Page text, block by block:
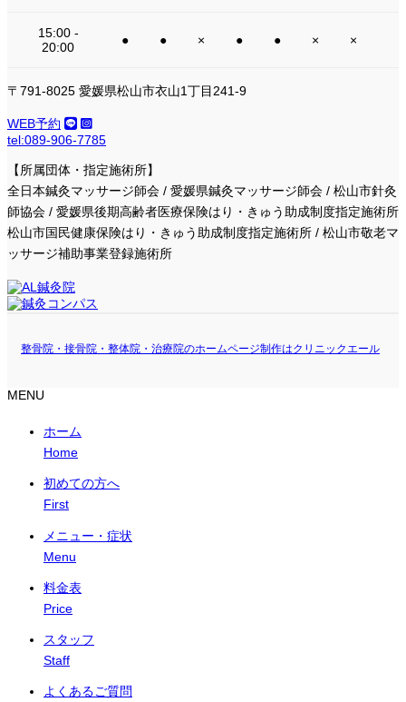
15:00 -
20:00
● ● × ● ● × ×
〒791-8025 愛媛県松山市衣山1丁目241-9
WEB予約
tel:089-906-7785
【所属団体・指定施術所】
全日本鍼灸マッサージ師会 / 愛媛県鍼灸マッサージ師会 / 松山市針灸
師協会 / 愛媛県後期高齢者医療保険はり・きゅう助成制度指定施術所
松山市国民健康保険はり・きゅう助成制度指定施術所 / 松山市敬老マ
ッサージ補助事業登録施術所
整骨院・接骨院・整体院・治療院のホームページ制作はクリニックエール
MENU
ホーム
Home
初めての方へ
First
メニュー・症状
Menu
料金表
Price
スタッフ
Staff
よくあるご質問